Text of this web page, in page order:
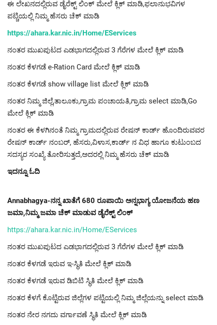
ಈ ಲೇಖನದಲ್ಲಿರುವ ಡೈರೆಕ್ಟ್ ಲಿಂಕ್ ಮೇಲೆ ಕ್ಲಿಕ್ ಮಾಡಿ,ಫಲಾನುಭವಿಗಳ
ಪಟ್ಚಿಯಲ್ಲಿ ನಿಮ್ಮ ಹೆಸರು ಚೆಕ್ ಮಾಡಿ
https://ahara.kar.nic.in/Home/EServices
ನಂತರ ಮುಖಪುಟದ ಎಡಭಾಗದಲ್ಲಿರುವ 3 ಗೆರೆಗಳ ಮೇಲೆ ಕ್ಲಿಕ್ ಮಾಡಿ
ನಂತರ ಕೆಳಗಡೆ e-Ration Card ಮೇಲೆ ಕ್ಲಿಕ್ ಮಾಡಿ
ನಂತರ ಕೆಳಗಡೆ show village list ಮೇಲೆ ಕ್ಲಿಕ್ ಮಾಡಿ
ನಂತರ ನಿಮ್ಮ ಜಿಲ್ಲೆ,ತಾಲೂಕು,ಗ್ರಾಮ ಪಂಚಾಯತಿ,ಗ್ರಾಮ select ಮಾಡಿ,Go
ಮೇಲೆ ಕ್ಲಿಕ್ ಮಾಡಿ
ನಂತರ ಈ ಕೆಳಗಿನಂತೆ ನಿಮ್ಮ ಗ್ರಾಮದಲ್ಲಿರುವ ರೇಷನ್ ಕಾರ್ಡ್ ಹೊಂದಿರುವವರ
ರೇಷನ್ ಕಾರ್ಡ್ ನಂಬರ್, ಹೆಸರು,ವಿಳಾಸ,ಕಾರ್ಡ್ ನ ವಿಧ ಹಾಗೂ ಕುಟುಂಬದ
ಸದಸ್ಯರ ಸಂಖ್ಯೆ ತೋರಿಸುತ್ತದೆ,ಅದರಲ್ಲಿ ನಿಮ್ಮ ಹೆಸರು ಚೆಕ್ ಮಾಡಿ
ಇದನ್ನೂ ಓದಿ
Annabhagya-ನನ್ನ ಖಾತೆಗೆ 680 ರೂಪಾಯಿ ಅನ್ನಭಾಗ್ಯ ಯೋಜನೆಯ ಹಣ
ಜಮಾ,ನಿಮ್ಮ ಜಮಾ ಚೆಕ್ ಮಾಡುವ ಡೈರೆಕ್ಟ್ ಲಿಂಕ್
https://ahara.kar.nic.in/Home/EServices
ನಂತರ ಮುಖಪುಟದ ಎಡಭಾಗದಲ್ಲಿರುವ 3 ಗೆರೆಗಳ ಮೇಲೆ ಕ್ಲಿಕ್ ಮಾಡಿ
ನಂತರ ಕೆಳಗಡೆ ಇರುವ ಇ-ಸ್ಥಿತಿ ಮೇಲೆ ಕ್ಲಿಕ್ ಮಾಡಿ
ನಂತರ ಕೆಳಗಡೆ ಇರುವ ಡಿಬಿಟಿ ಸ್ಥಿತಿ ಮೇಲೆ ಕ್ಲಿಕ್ ಮಾಡಿ
ನಂತರ ಕೆಳಗೆ ಕೊಟ್ಟಿರುವ ಜಿಲ್ಲೆಗಳ ಪಟ್ಟಿಯಲ್ಲಿ ನಿಮ್ಮ ಜಿಲ್ಲೆಯನ್ನು select ಮಾಡಿ
ನಂತರ ನೇರ ನಗದು ವರ್ಗಾವಣೆ ಸ್ಥಿತಿ ಮೇಲೆ ಕ್ಲಿಕ್ ಮಾಡಿ